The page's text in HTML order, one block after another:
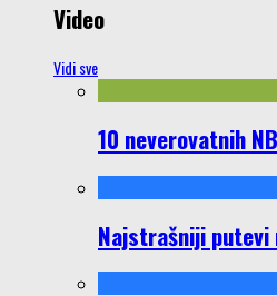
Video
Vidi sve
10 neverovatnih
Najstrašniji putevi